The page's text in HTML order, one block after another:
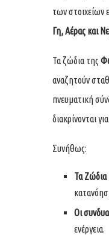
των στοιχείων
Γη, Αέρας και
Τα ζώδια της
αναζητούν
πνευματική
διακρίνονται
Συνήθως:
Τα Ζώδια
Οι
ενέργεια.